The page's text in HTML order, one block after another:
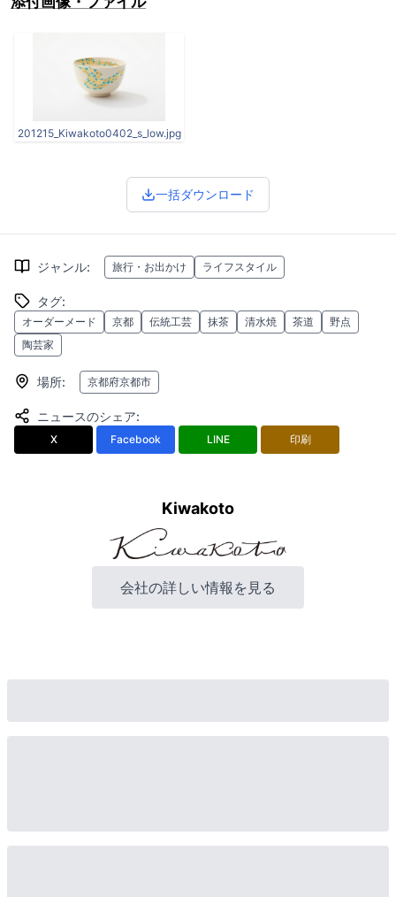
201215_Kiwakoto0402_s_low.jpg
一括ダウンロード
ジャンル: 旅行・お出かけ ライフスタイル
タグ:
オーダーメード 京都 伝統工芸 抹茶 清水焼 茶道
野点
陶芸家
場所: 京都府京都市
ニュースのシェア:
X Facebook LINE 印刷
Kiwakoto
会社の詳しい情報を見る